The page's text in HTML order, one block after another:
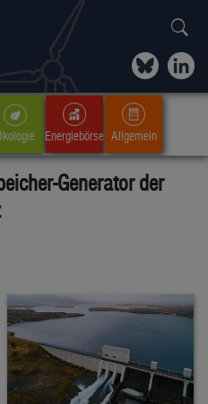
Energiebörse Allgemein
Generator der